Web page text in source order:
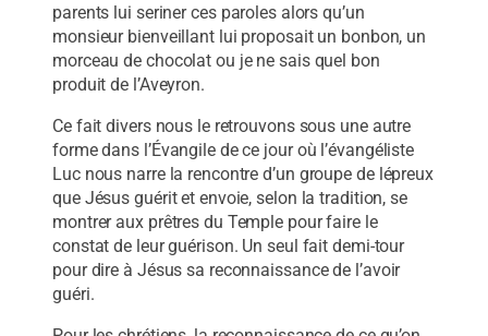
parents lui seriner ces paroles alors qu’un
monsieur bienveillant lui proposait un bonbon, un
morceau de chocolat ou je ne sais quel bon
produit de l’Aveyron.
Ce fait divers nous le retrouvons sous une autre
forme dans l’Évangile de ce jour où l’évangéliste
Luc nous narre la rencontre d’un groupe de lépreux
que Jésus guérit et envoie, selon la tradition, se
montrer aux prêtres du Temple pour faire le
constat de leur guérison. Un seul fait demi-tour
pour dire à Jésus sa reconnaissance de l’avoir
guéri.